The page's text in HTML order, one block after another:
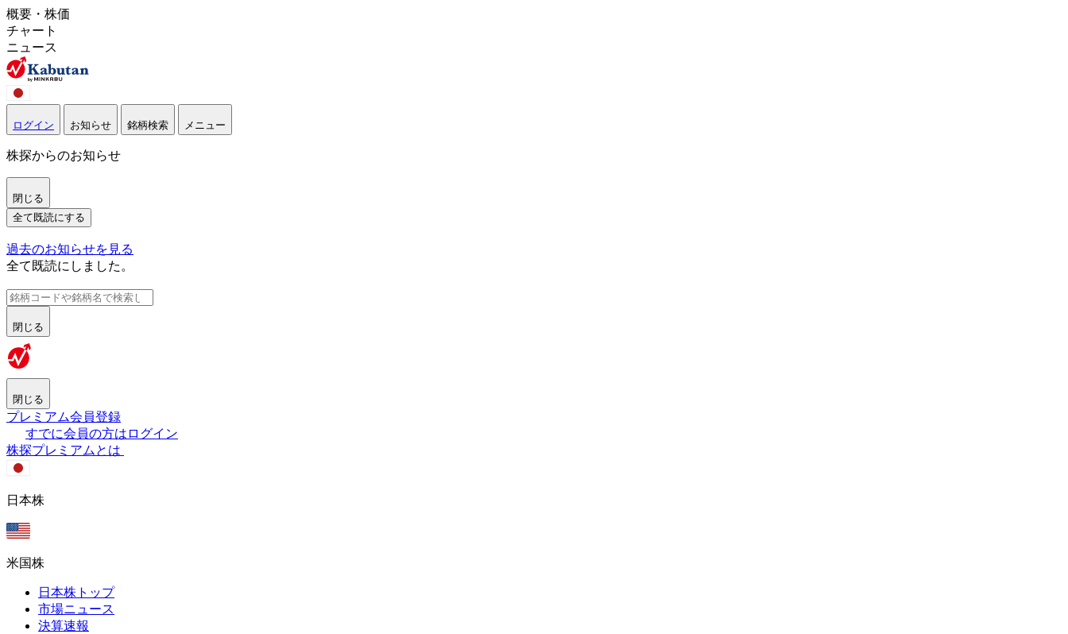
概要・株価
チャート
ニュース
ログイン お知らせ 銘柄検索 メニュー
株探からのお知らせ
閉じる
全て既読にする
過去のお知らせを見る
全て既読にしました。
閉じる
閉じる
プレミアム会員登録
すでに会員の方はログイン
株探プレミアムとは
日本株
米国株
日本株トップ
市場ニュース
決算速報